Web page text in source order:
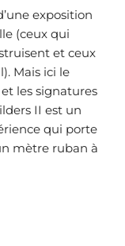
exposition
(ceux qui
et ceux
Mais ici le
les signatures
II est un
qui porte
mètre ruban à